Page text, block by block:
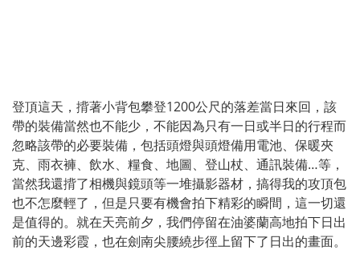
登頂這天，揹著小背包攀登1200公尺的落差當日來回，該
帶的裝備當然也不能少，不能因為只有一日或半日的行程而
忽略該帶的必要裝備，包括頭燈與頭燈備用電池、保暖夾
克、雨衣褲、飲水、糧食、地圖、登山杖、通訊裝備…等，
當然我還揹了相機與鏡頭等一堆攝影器材，搞得我的攻頂包
也不怎麼輕了，但是只要有機會拍下精彩的瞬間，這一切還
是值得的。就在天亮前夕，我們停留在油婆蘭高地拍下日出
前的天邊彩霞，也在劍南尖腰繞步徑上留下了日出的畫面。